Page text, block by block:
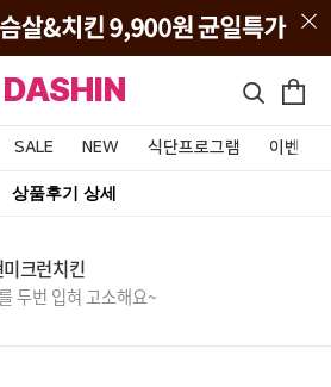
DASHIN
SALE NEW 식단프로그램 이벤트&
상품후기 상세
크런치킨
두번 입혀 고소해요~